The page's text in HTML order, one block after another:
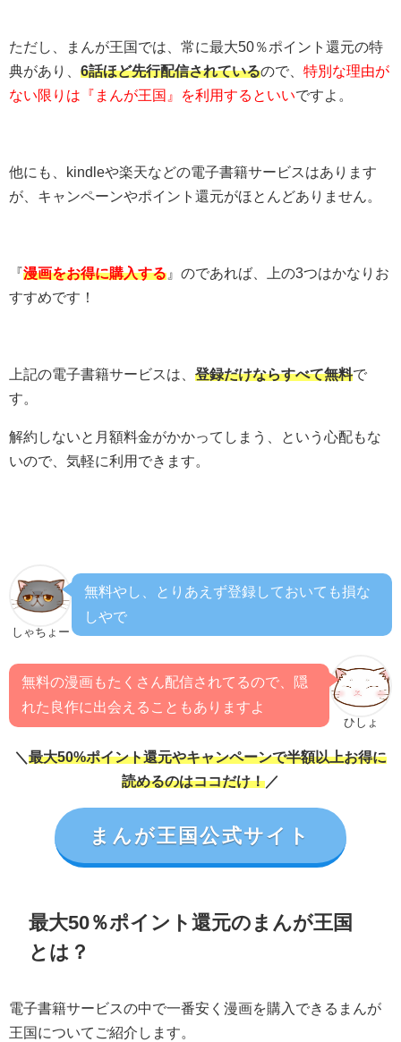
ただし、まんが王国では、常に最大50％ポイント還元の特
典があり、 6話ほど先行配信されているので、 特別な理由が
ない限りは『まんが王国』を利用するといいですよ。
他にも、kindleや楽天などの電子書籍サービスはあります
が、キャンペーンやポイント還元がほとんどありません。
『漫画をお得に購入する 』のであれば、上の3つはかなりお
すすめです！
上記の電子書籍サービスは、 登録だけならすべて無料で
す。
解約しないと月額料金がかかってしまう、という心配もな
いので、気軽に利用できます。
しゃちょー
無料やし、とりあえず登録しておいても損な
しやで
ひしょ
無料の漫画もたくさん配信されてるので、隠
れた良作に出会えることもありますよ
＼ 最大50%ポイント還元やキャンペーンで半額以上お得に
読めるのはココだけ！／
まんが王国公式サイト
最大50％ポイント還元のまんが王国
とは？
電子書籍サービスの中で一番安く漫画を購入できるまんが
王国についてご紹介します。